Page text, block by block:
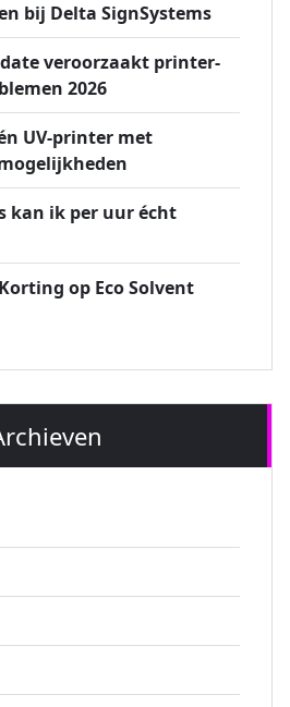
bij Delta SignSystems
veroorzaakt printer-
2026
UV-printer met
kan ik per uur écht
op Eco Solvent